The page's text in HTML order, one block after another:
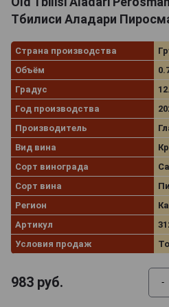
Тбилиси Аладари
Страна производства
Объём
Градус
Год производства
Производитель
Вид вина
Сорт винограда
Сорт вина
Регион
Артикул
Условия продаж
983 руб. -